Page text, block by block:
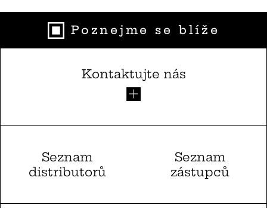
Poznejme se blíže
Kontaktujte nás
Seznam
distributorů
Seznam
zástupců